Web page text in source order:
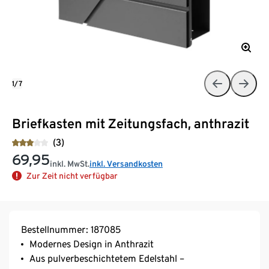
Briefkasten mit Zeitungsfach, anthrazit
(3)
69,95inkl. MwSt.inkl. Versandkosten
Zur Zeit nicht verfügbar
1/7
Bestellnummer: 187085
Modernes Design in Anthrazit
Aus pulverbeschichtetem Edelstahl –